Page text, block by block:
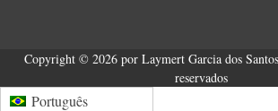
Copyright © 2026 por Laymert Garcia dos
reservados
Português